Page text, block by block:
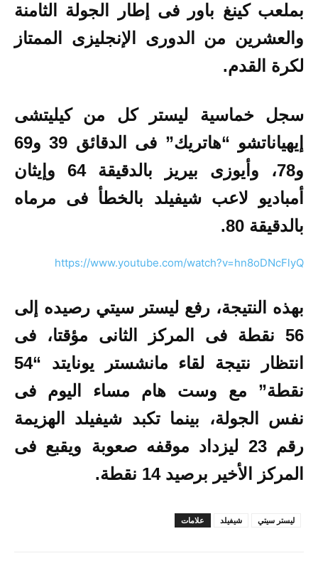
بملعب كينغ باور فى إطار الجولة الثامنة
والعشرين من الدورى الإنجليزى الممتاز
لكرة القدم.
سجل خماسية ليستر كل من كيليتشى
إيهياناتشو “هاتريك” فى الدقائق 39 و69
و78، وأيوزى بيريز بالدقيقة 64 وإيثان
أمباديو لاعب شيفيلد بالخطأ فى مرماه
بالدقيقة 80.
https://www.youtube.com/watch?v=hn8oDNcFlyQ
بهذه النتيجة، رفع ليستر سيتي رصيده إلى
56 نقطة
فى المركز الثانى مؤقتا، فى
انتظار نتيجة لقاء مانشستر يونايتد “54
نقطة” مع وست هام مساء اليوم فى
نفس الجولة، بينما تكبد شيفيلد الهزيمة
رقم 23 ليزداد موقفه صعوبة ويقبع فى
المركز الأخير برصيد 14 نقطة.
علامات شيفيلد ليستر سيتي